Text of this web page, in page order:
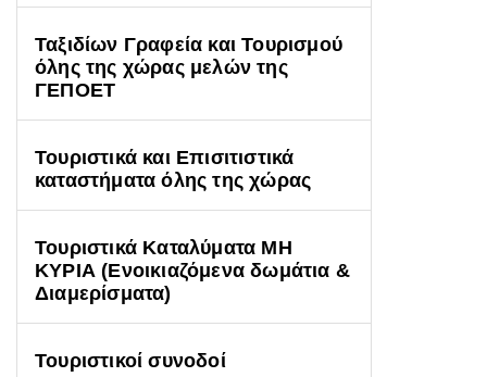
Ταξιδίων Γραφεία και Τουρισμού
όλης της χώρας μελών της
ΓΕΠΟΕΤ
Τουριστικά και Επισιτιστικά
καταστήματα όλης της χώρας
Τουριστικά Καταλύματα ΜΗ
ΚΥΡΙΑ (Ενοικιαζόμενα δωμάτια &
Διαμερίσματα)
Τουριστικοί συνοδοί